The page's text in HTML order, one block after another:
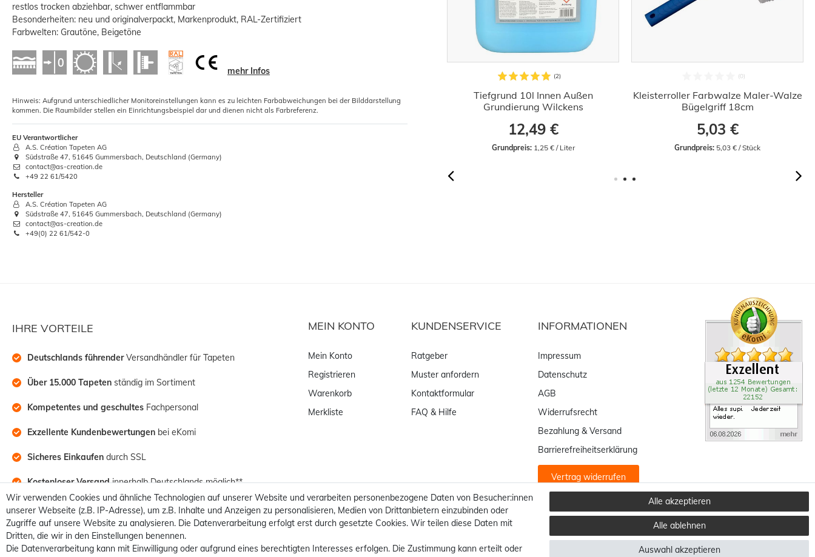
restlos trocken abziehbar, schwer entflammbar
Besonderheiten: neu und originalverpackt, Markenprodukt, RAL-Zertifiziert
Farbwelten: Grautöne, Beigetöne
mehr Infos
Hinweis: Aufgrund unterschiedlicher Monitoreinstellungen kann es zu leichten Farbabweichungen bei der Bilddarstellung
kommen. Die Raumbilder stellen ein Einrichtungsbeispiel dar und dienen nicht als Farbreferenz.
EU Verantwortlicher
A.S. Création Tapeten AG
Südstraße 47, 51645 Gummersbach, Deutschland (Germany)
contact@as-creation.de
+49 22 61/5420
Hersteller
A.S. Création Tapeten AG
Südstraße 47, 51645 Gummersbach, Deutschland (Germany)
contact@as-creation.de
+49(0) 22 61/542-0
5xRollkleister Instant Vlies Tapeten
Kleister 1kg
12,01 €
1x Rollkleister Instant Vlieskleister
Tapeten Kleister 200g
2,29 €
Tiefgrund 10l Innen Außen
Grundierung Wilckens
12,49 €
Grundpreis: 1,25 € / Liter
Kleisterroller Farbwalze Maler-Walze
Bügelgriff 18cm
5,03 €
Grundpreis: 5,03 € / Stück
IHRE VORTEILE
Deutschlands führender Versandhändler für Tapeten
Über 15.000 Tapeten ständig im Sortiment
Kompetentes und geschultes Fachpersonal
Exzellente Kundenbewertungen bei eKomi
Sicheres Einkaufen durch SSL
Kostenloser Versand innerhalb Deutschlands möglich**
MEIN KONTO
Mein Konto
Registrieren
Warenkorb
Merkliste
KUNDENSERVICE
Ratgeber
Muster anfordern
Kontaktformular
FAQ & Hilfe
INFORMATIONEN
Impressum
Datenschutz
AGB
Widerrufsrecht
Bezahlung & Versand
Barrierefreiheitserklärung
Vertrag widerrufen
Wir verwenden Cookies und ähnliche Technologien auf unserer Website und verarbeiten personenbezogene Daten von Besucher:innen
unserer Webseite (z.B. IP-Adresse), um z.B. Inhalte und Anzeigen zu personalisieren, Medien von Drittanbietern einzubinden oder
Zugriffe auf unsere Website zu analysieren. Die Datenverarbeitung erfolgt erst durch gesetzte Cookies. Wir teilen diese Daten mit
Dritten, die wir in den Einstellungen benennen.
Die Datenverarbeitung kann mit Einwilligung oder aufgrund eines berechtigten Interesses erfolgen. Die Zustimmung kann erteilt oder
Alle akzeptieren
Alle ablehnen
Auswahl akzeptieren